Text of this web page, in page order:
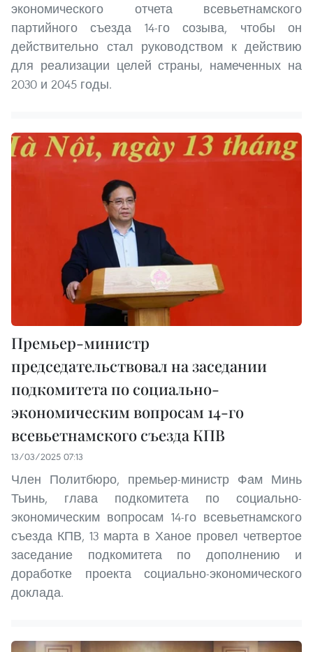
экономического отчета всевьетнамского
партийного съезда 14-го созыва, чтобы он
действительно стал руководством к действию
для реализации целей страны, намеченных на
2030 и 2045 годы.
Премьер-министр
председательствовал на заседании
подкомитета по социально-
экономическим вопросам 14-го
всевьетнамского съезда КПВ
13/03/2025 07:13
Член Политбюро, премьер-министр Фам Минь
Тьинь, глава подкомитета по социально-
экономическим вопросам 14-го всевьетнамского
съезда КПВ, 13 марта в Ханое провел четвертое
заседание подкомитета по дополнению и
доработке проекта социально-экономического
доклада.